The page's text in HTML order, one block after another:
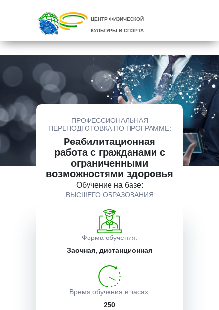
ЦЕНТР ФИЗИЧЕСКОЙ
КУЛЬТУРЫ И СПОРТА
ПРОФЕССИОНАЛЬНАЯ
ПЕРЕПОДГОТОВКА ПО ПРОГРАММЕ:
Реабилитационная
работа с гражданами с
ограниченными
возможностями здоровья
Обучение на базе:
ВЫСШЕГО ОБРАЗОВАНИЯ
Форма обучения:
Заочная, дистанционная
Время обучения в часах:
250
Описание курса
Получаемые документы